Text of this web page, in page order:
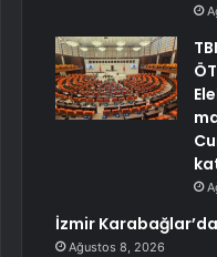
İzmir
Ağustos 8, 2026